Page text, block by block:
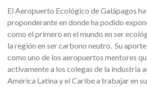
El Aeropuerto Ecológico de Galápagos
proponderante en donde ha podido
como el primero en el mundo en ser
la región en ser carbono neutro. Su
como uno de los aeropuertos mentores
activamente a los colegas de la industria
América Latina y el Caribe a trabajar en